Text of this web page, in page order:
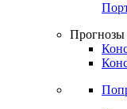
Soft
Прогнозы